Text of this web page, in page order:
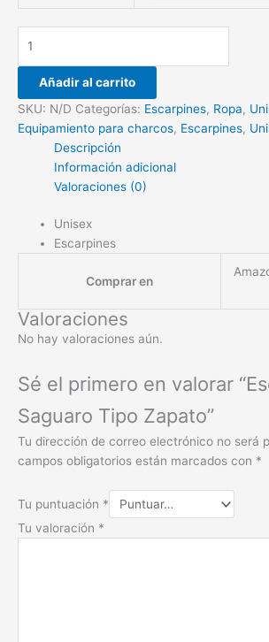
Saguaro
cantidad
Añadir al carrito
SKU: N/D Categorías: Escarpines, Ropa,
Equipamiento para charcos, Escarpines,
Descripción
Información adicional
Valoraciones (0)
Unisex
Escarpines
Comprar en
Valoraciones
No hay valoraciones aún.
Sé el primero en valorar
Saguaro Tipo Zapato”
Tu dirección de correo electrónico no será
campos obligatorios están marcados con *
Tu puntuación *
Tu valoración *